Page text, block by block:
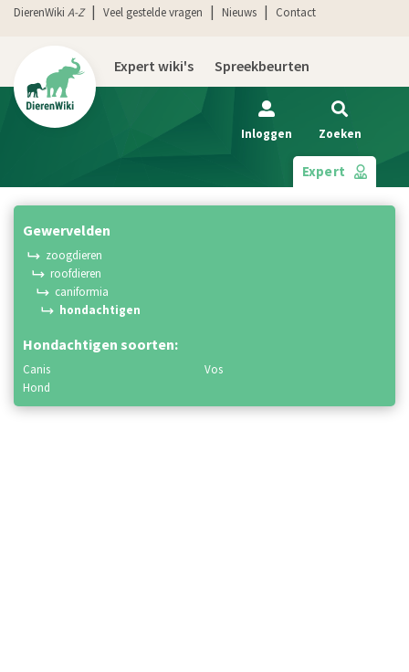
DierenWiki A-Z Veel gestelde vragen Nieuws Contact
Expert wiki's Spreekbeurten
gewervelden
zoogdieren
roofdieren
caniformia
hondachtigen
Hondachtigen soorten:
canis
hond
vos
Inloggen Zoeken
Expert